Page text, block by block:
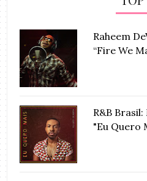
Raheem
“Fire We
R&B
"Eu Quero